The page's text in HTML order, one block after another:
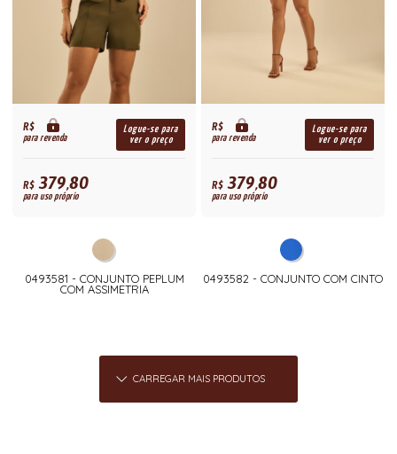
R$
para revenda
Logue-se para
ver o preço
R$379,80
para uso próprio
0493581 - CONJUNTO PEPLUM
COM ASSIMETRIA
R$
para revenda
Logue-se para
ver o preço
R$379,80
para uso próprio
0493582 - CONJUNTO COM CINTO
CARREGAR MAIS PRODUTOS